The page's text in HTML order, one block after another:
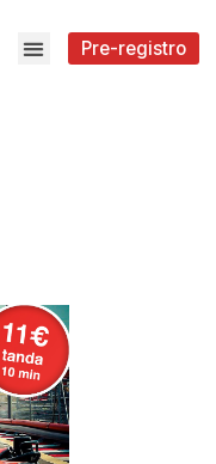
Pre-registro